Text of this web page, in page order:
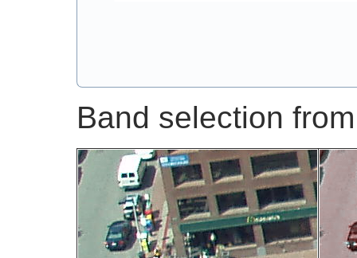
Band selection